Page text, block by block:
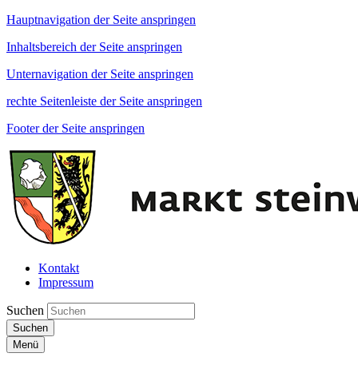
Hauptnavigation der Seite anspringen
Inhaltsbereich der Seite anspringen
Unternavigation der Seite anspringen
rechte Seitenleiste der Seite anspringen
Footer der Seite anspringen
Kontakt
Impressum
Suchen
Suchen
Menü